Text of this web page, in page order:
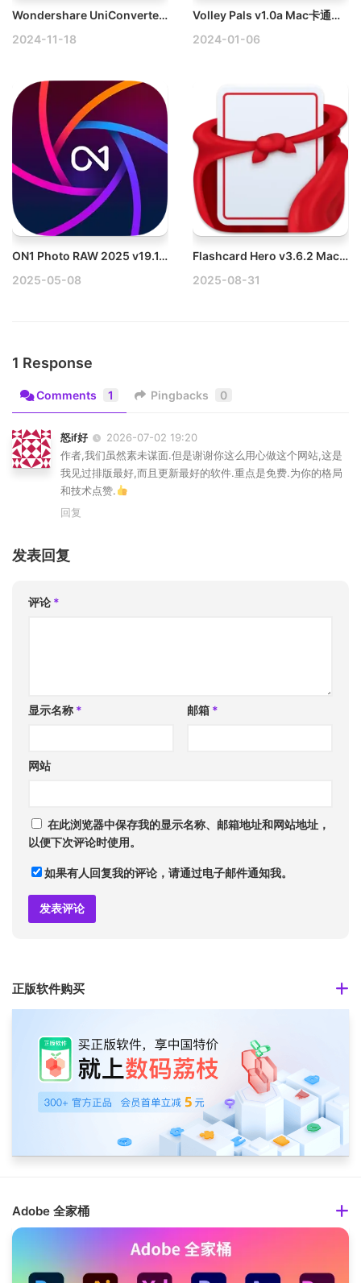
Wondershare UniConverter v15.7.3.564 Mac万兴优转多功能视音频处理软件破解版下载
2024-11-18
Volley Pals v1.0a Mac卡通风格街机排球游戏破解版
2024-01-06
ON1 Photo RAW 2025 v19.1.0.16236 Win专业摄影图片处理软件破解版
2025-05-08
Flashcard Hero v3.6.2 Mac学习卡片制作工具破解版
2025-08-31
1 Response
Comments 1 Pingbacks 0
怒if好
2026-07-02 19:20
作者,我们虽然素未谋面.但是谢谢你这么用心做这个网站,这是
我见过排版最好,而且更新最好的软件.重点是免费.为你的格局
和技术点赞.
回复
发表回复
评论 *
显示名称 * 邮箱 *
网站
在此浏览器中保存我的显示名称、邮箱地址和网站地址，
以便下次评论时使用。
如果有人回复我的评论，请通过电子邮件通知我。
正版软件购买
Adobe 全家桶